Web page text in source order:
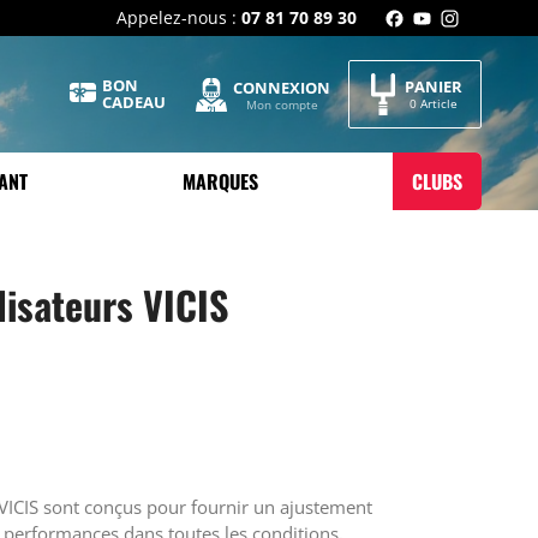
Appelez-nous : 07 81 70 89 30
BON
CADEAU
CONNEXION
Mon compte
PANIER
0 Article
MARQUES CLUBS
VICIS
sont conçus pour fournir un ajustement
dans toutes les conditions.